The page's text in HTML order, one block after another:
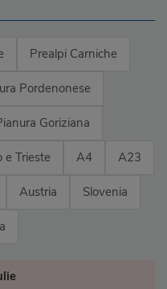
Prealpi Carniche
Pordenonese
Goriziana
e Trieste A4 A23
Austria Slovenia